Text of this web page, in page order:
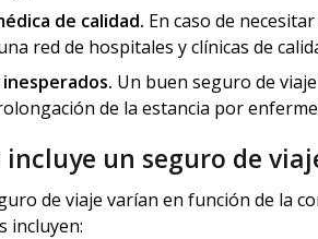
de calidad. En caso de
red de hospitales y clínicas de
Un buen seguro de
de la estancia por
un seguro de
de viaje varían en función de la
incluyen: